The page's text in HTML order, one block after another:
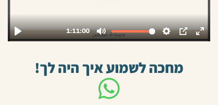
מחכה לשמוע איך היה לך!